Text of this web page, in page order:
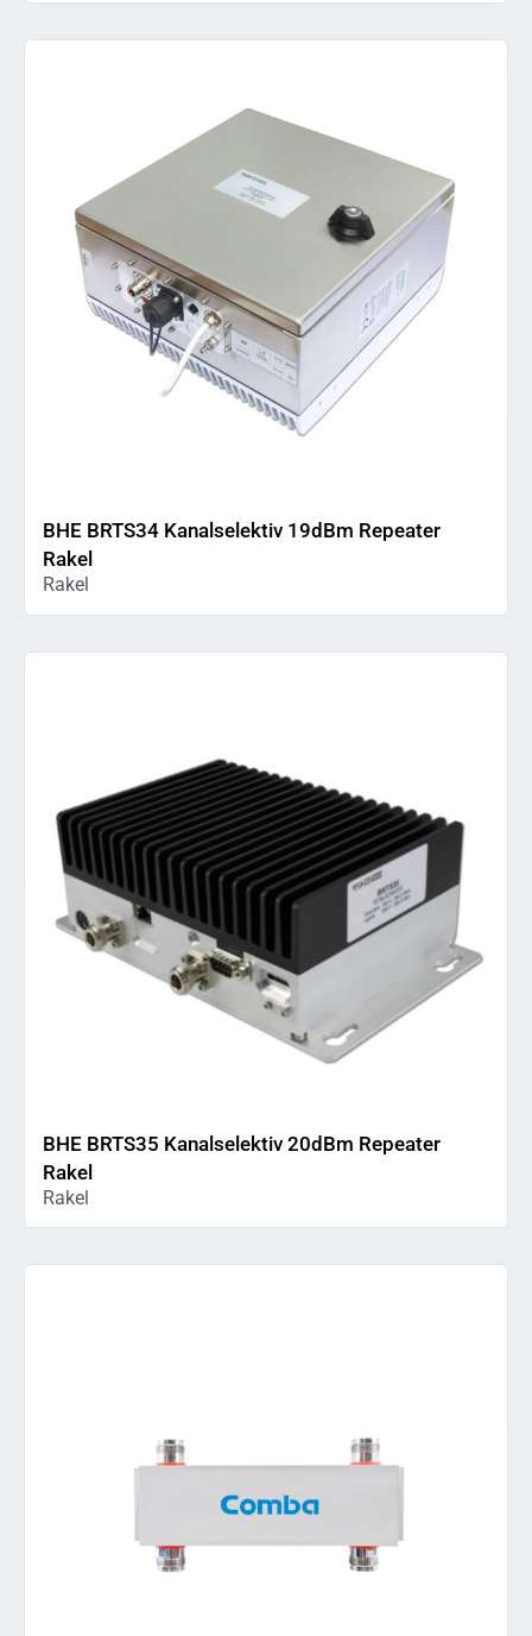
BHE BRTS34 Kanalselektiv 19dBm Repeater
Rakel
Rakel
BHE BRTS35 Kanalselektiv 20dBm Repeater
Rakel
Rakel